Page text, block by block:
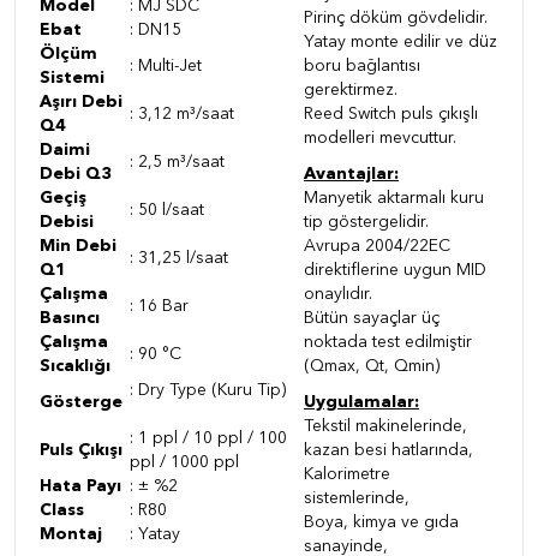
Model
: MJ SDC
Ebat
: DN15
Ölçüm
Sistemi
: Multi-Jet
Aşırı Debi
Q4
: 3,12 m³/saat
Daimi
Debi Q3
: 2,5 m³/saat
Geçiş
Debisi
: 50 l/saat
Min Debi
Q1
: 31,25 l/saat
Çalışma
Basıncı
: 16 Bar
Çalışma
Sıcaklığı
: 90 °C
Gösterge
: Dry Type (Kuru Tip)
Puls Çıkışı
: 1 ppl / 10 ppl / 100
ppl / 1000 ppl
Hata Payı : ± %2
Class
: R80
Montaj
: Yatay
Pirinç döküm gövdelidir.
Yatay monte edilir ve düz
boru bağlantısı
gerektirmez.
Reed Switch puls çıkışlı
modelleri mevcuttur.
Avantajlar:
Manyetik aktarmalı kuru
tip göstergelidir.
Avrupa 2004/22EC
direktiflerine uygun MID
onaylıdır.
Bütün sayaçlar üç
noktada test edilmiştir
(Qmax, Qt, Qmin)
Uygulamalar:
Tekstil makinelerinde,
kazan besi hatlarında,
Kalorimetre
sistemlerinde,
Boya, kimya ve gıda
sanayinde,